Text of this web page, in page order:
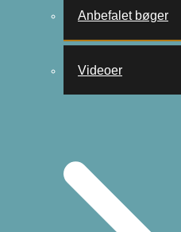
Anbefalet bøger
Videoer